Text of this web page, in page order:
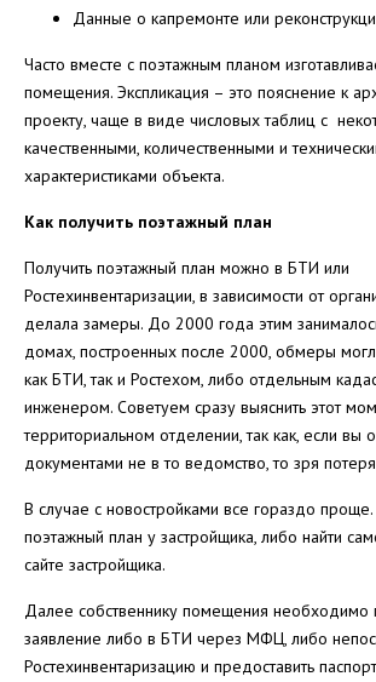
Данные о капремонте или
Часто вместе с поэтажным планом
помещения. Экспликация – это пояснение к
проекту, чаще в виде числовых таблиц с
качественными, количественными и
характеристиками объекта.
Как получить поэтажный план
Получить поэтажный план можно в БТИ или
Ростехинвентаризации, в зависимости от
делала замеры. До 2000 года этим
домах, построенных после 2000, обмеры
как БТИ, так и Ростехом, либо отдельным
инженером. Советуем сразу выяснить этот
территориальном отделении, так как, если вы
документами не в то ведомство, то зря
В случае с новостройками все гораздо
поэтажный план у застройщика, либо найти
сайте застройщика.
Далее собственнику помещения необходимо
заявление либо в БТИ через МФЦ, либо
Ростехинвентаризацию и предоставить